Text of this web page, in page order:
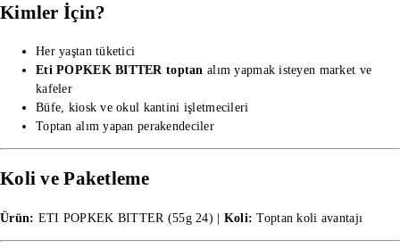
Kimler İçin?
Her yaştan tüketici
Eti POPKEK BITTER toptan alım yapmak isteyen market ve
kafeler
Büfe, kiosk ve okul kantini işletmecileri
Toptan alım yapan perakendeciler
Koli ve Paketleme
Ürün: ETI POPKEK BITTER (55g 24) | Koli: Toptan koli avantajı